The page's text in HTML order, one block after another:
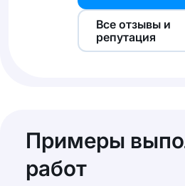
Все отзывы и
репутация
Примеры
работ